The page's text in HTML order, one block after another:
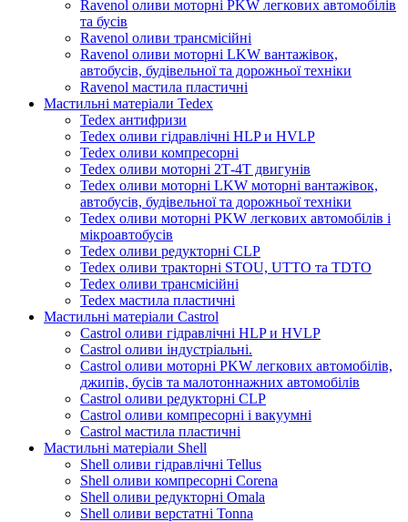
Ravenol оливи моторні PKW легкових автомобілів
та бусів
Ravenol оливи трансмісійні
Ravenol оливи моторні LKW вантажівок,
автобусів, будівельної та дорожньої техніки
Ravenol мастила пластичні
Мастильні матеріали Tedex
Tedex антифризи
Tedex оливи гідравлічні HLP и HVLP
Tedex оливи компресорні
Tedex оливи моторні 2Т-4Т двигунів
Tedex оливи моторні LKW моторні вантажівок,
автобусів, будівельної та дорожньої техніки
Tedex оливи моторні PKW легкових автомобілів і
мікроавтобусів
Tedex оливи редукторні CLP
Tedex оливи тракторні STOU, UTTO та TDTO
Tedex оливи трансмісійні
Tedex мастила пластичні
Мастильні матеріали Castrol
Castrol оливи гідравлічні HLP и HVLP
Castrol оливи індустріальні.
Castrol оливи моторні PKW легкових автомобілів,
джипів, бусів та малотоннажних автомобілів
Castrol оливи редукторні CLP
Castrol оливи компресорні і вакуумні
Castrol мастила пластичні
Мастильні матеріали Shell
Shell оливи гідравлічні Tellus
Shell оливи компресорні Corena
Shell оливи редукторні Omala
Shell оливи верстатні Tonna